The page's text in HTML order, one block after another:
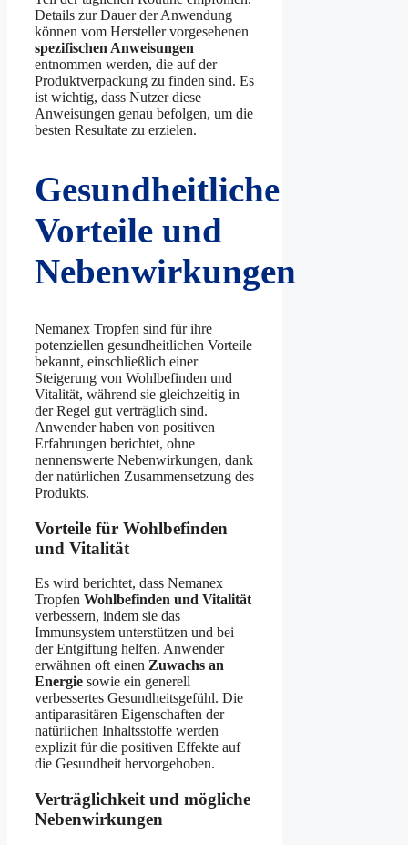
Details zur Dauer der Anwendung
können vom Hersteller vorgesehenen
spezifischen Anweisungen
entnommen werden, die auf der
Produktverpackung zu finden sind. Es
ist wichtig, dass Nutzer diese
Anweisungen genau befolgen, um die
besten Resultate zu erzielen.
Gesundheitliche
Vorteile und
Nebenwirkungen
Nemanex Tropfen sind für ihre
potenziellen gesundheitlichen Vorteile
bekannt, einschließlich einer
Steigerung von Wohlbefinden und
Vitalität, während sie gleichzeitig in
der Regel gut verträglich sind.
Anwender haben von positiven
Erfahrungen berichtet, ohne
nennenswerte Nebenwirkungen, dank
der natürlichen Zusammensetzung des
Produkts.
Vorteile für Wohlbefinden
und Vitalität
Es wird berichtet, dass Nemanex
Tropfen Wohlbefinden und Vitalität
verbessern, indem sie das
Immunsystem unterstützen und bei
der Entgiftung helfen. Anwender
erwähnen oft einen Zuwachs an
Energie sowie ein generell
verbessertes Gesundheitsgefühl. Die
antiparasitären Eigenschaften der
natürlichen Inhaltsstoffe werden
explizit für die positiven Effekte auf
die Gesundheit hervorgehoben.
Verträglichkeit und mögliche
Nebenwirkungen